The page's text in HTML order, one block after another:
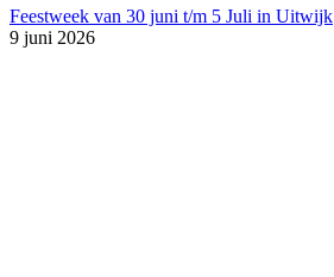
Feestweek van 30 juni t/m 5 Juli in Uitwijk
9 juni 2026